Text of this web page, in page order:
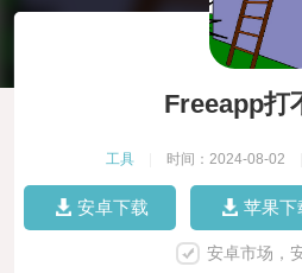
Freeapp打
工具 时间：2024-08-02
安卓下载 苹果下
安卓市场，